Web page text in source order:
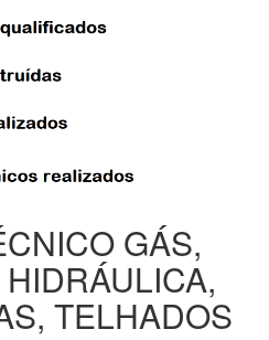
GÁS,
TELHADOS